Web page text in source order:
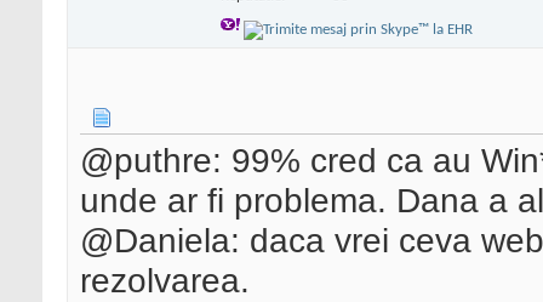
@puthre: 99% cred ca au
unde ar fi problema. Dana a
@Daniela: daca vrei ceva
rezolvarea.